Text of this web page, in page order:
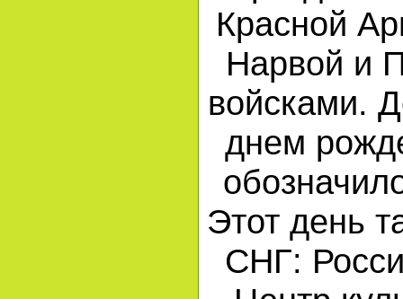
Красной
Нарвой и
войсками.
днем
Этот день
СНГ: